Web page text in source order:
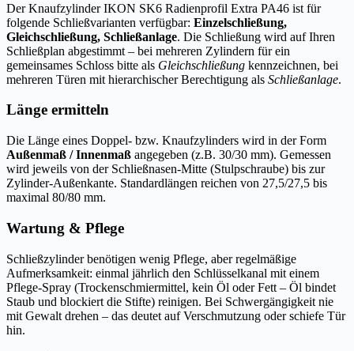
Der Knaufzylinder IKON SK6 Radienprofil Extra PA46 ist für
folgende Schließvarianten verfügbar: Einzelschließung,
Gleichschließung, Schließanlage. Die Schließung wird auf Ihren
Schließplan abgestimmt – bei mehreren Zylindern für ein
gemeinsames Schloss bitte als Gleichschließung kennzeichnen, bei
mehreren Türen mit hierarchischer Berechtigung als Schließanlage.
Länge ermitteln
Die Länge eines Doppel- bzw. Knaufzylinders wird in der Form
Außenmaß / Innenmaß angegeben (z.B. 30/30 mm). Gemessen
wird jeweils von der Schließnasen-Mitte (Stulpschraube) bis zur
Zylinder-Außenkante. Standardlängen reichen von 27,5/27,5 bis
maximal 80/80 mm.
Wartung & Pflege
Schließzylinder benötigen wenig Pflege, aber regelmäßige
Aufmerksamkeit: einmal jährlich den Schlüsselkanal mit einem
Pflege-Spray (Trockenschmiermittel, kein Öl oder Fett – Öl bindet
Staub und blockiert die Stifte) reinigen. Bei Schwergängigkeit nie
mit Gewalt drehen – das deutet auf Verschmutzung oder schiefe Tür
hin.